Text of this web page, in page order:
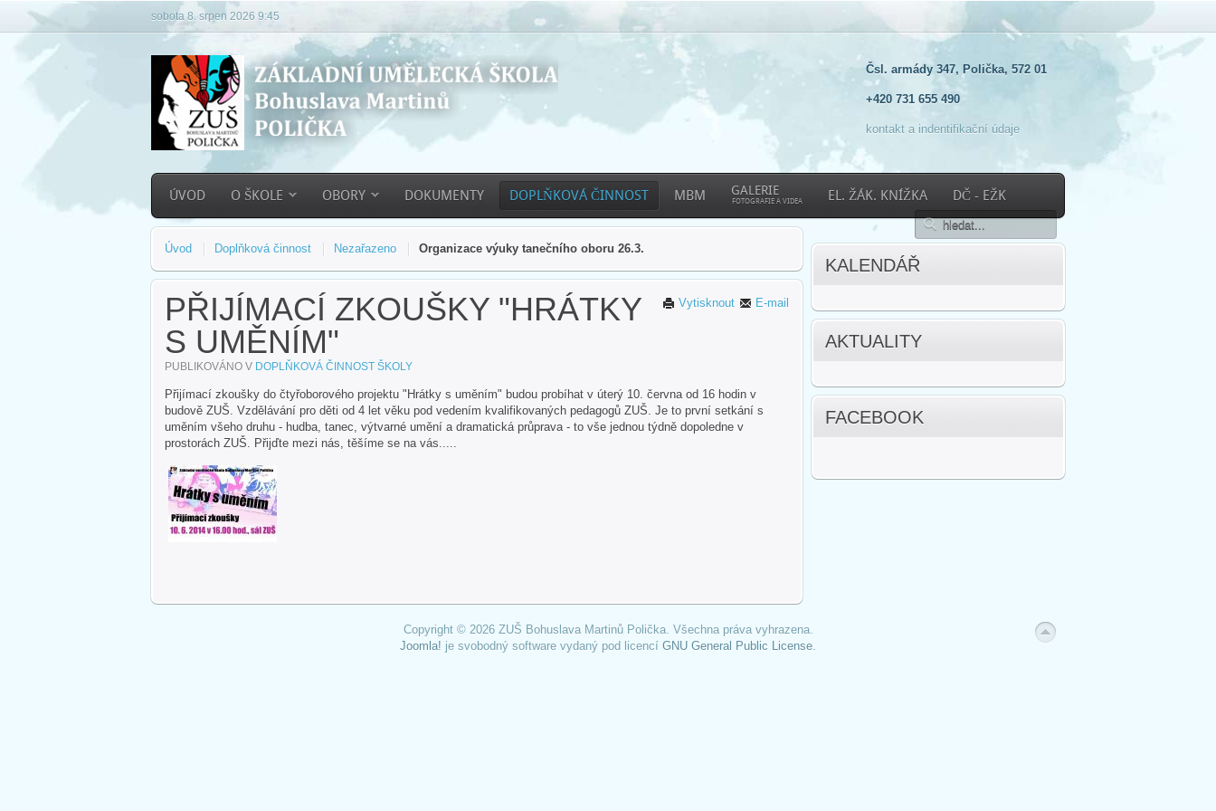
sobota 8. srpen 2026 9:45
Čsl. armády 347, Polička, 572 01
+420 731 655 490
kontakt a indentifikační údaje
ÚVOD O ŠKOLE OBORY DOKUMENTY DOPLŇKOVÁ ČINNOST MBM GALERIE
FOTOGRAFIE A VIDEA EL. ŽÁK. KNÍŽKA DČ - EŽK
Úvod Doplňková činnost Nezařazeno Organizace výuky tanečního oboru 26.3.
E-mail
Vytisknout
PŘIJÍMACÍ ZKOUŠKY "HRÁTKY
S UMĚNÍM"
PUBLIKOVÁNO V DOPLŇKOVÁ ČINNOST ŠKOLY
Přijímací zkoušky do čtyřoborového projektu "Hrátky s uměním" budou probíhat v úterý 10. června od 16 hodin v
budově ZUŠ. Vzdělávání pro děti od 4 let věku pod vedením kvalifikovaných pedagogů ZUŠ. Je to první setkání s
uměním všeho druhu - hudba, tanec, výtvarné umění a dramatická průprava - to vše jednou týdně dopoledne v
prostorách ZUŠ. Přijďte mezi nás, těšíme se na vás.....
KALENDÁŘ
AKTUALITY
FACEBOOK
Copyright © 2026 ZUŠ Bohuslava Martinů Polička. Všechna práva vyhrazena.
Joomla! je svobodný software vydaný pod licencí GNU General Public License.